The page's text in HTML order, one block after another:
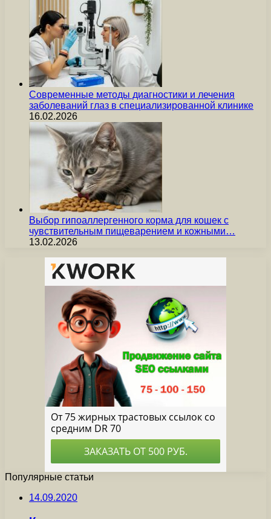
Современные методы диагностики и лечения
заболеваний глаз в специализированной клинике
16.02.2026
Выбор гипоаллергенного корма для кошек с
чувствительным пищеварением и кожными…
13.02.2026
Популярные статьи
14.09.2020